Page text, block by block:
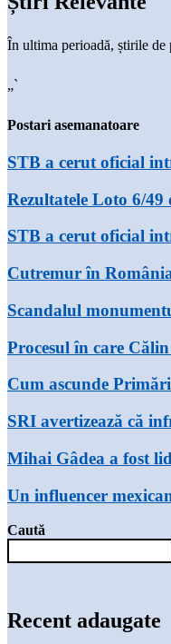
În ultima perioadă, știrile de
„`
Postari asemanatoare
STB a cerut oficial
Rezultatele Loto 6/
STB a cerut oficial
Cutremur în
Scandalul
Procesul în care
Cum ascunde
SRI avertizează că
Mihai Gâdea a fost
Un influencer
Caută
Recent adaugate